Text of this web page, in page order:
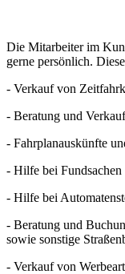
Die Mitarbeiter im
gerne persönlich.
- Verkauf von
- Beratung und
- Fahrplanauskünfte
- Hilfe bei Fundsachen
- Hilfe bei
- Beratung und
sowie sonstige
- Verkauf von